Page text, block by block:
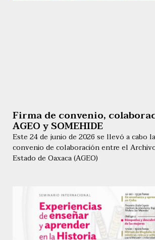
Firma de convenio,
AGEO y SOMEHIDE
Este 24 de junio de 2026 se llevó a cabo
convenio de colaboración entre el
Estado de Oaxaca (AGEO)